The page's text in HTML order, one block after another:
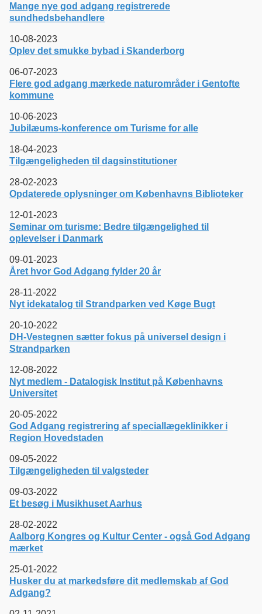
Mange nye god adgang registrerede
sundhedsbehandlere
10-08-2023
Oplev det smukke bybad i Skanderborg
06-07-2023
Flere god adgang mærkede naturområder i Gentofte
kommune
10-06-2023
Jubilæums-konference om Turisme for alle
18-04-2023
Tilgængeligheden til dagsinstitutioner
28-02-2023
Opdaterede oplysninger om Københavns Biblioteker
12-01-2023
Seminar om turisme: Bedre tilgængelighed til
oplevelser i Danmark
09-01-2023
Året hvor God Adgang fylder 20 år
28-11-2022
Nyt idekatalog til Strandparken ved Køge Bugt
20-10-2022
DH-Vestegnen sætter fokus på universel design i
Strandparken
12-08-2022
Nyt medlem - Datalogisk Institut på Københavns
Universitet
20-05-2022
God Adgang registrering af speciallægeklinikker i
Region Hovedstaden
09-05-2022
Tilgængeligheden til valgsteder
09-03-2022
Et besøg i Musikhuset Aarhus
28-02-2022
Aalborg Kongres og Kultur Center - også God Adgang
mærket
25-01-2022
Husker du at markedsføre dit medlemskab af God
Adgang?